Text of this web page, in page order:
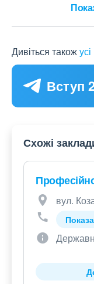
Дивіться також
Вступ
Схожі
вул.